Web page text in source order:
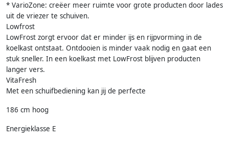
* VarioZone: creëer meer ruimte voor grote producten door lades
uit de vriezer te schuiven.
Lowfrost
LowFrost zorgt ervoor dat er minder ijs en rijpvorming in de
koelkast ontstaat. Ontdooien is minder vaak nodig en gaat een
stuk sneller. In een koelkast met LowFrost blijven producten
langer vers.
VitaFresh
Met een schuifbediening kan jij de perfecte
186 cm hoog
Energieklasse E